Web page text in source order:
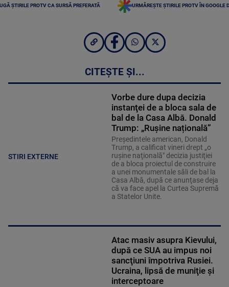
ȘTIRILE PROTV CA SURSĂ PREFERATĂ URMĂREȘTE ȘTIRILE PROTV ÎN GOOGLE
CITEȘTE ȘI...
STIRI EXTERNE
Vorbe dure dupa decizia
instanţei de a bloca sala de
bal de la Casa Albă. Donald
Trump: „Rușine națională”
Preşedintele american, Donald
Trump, a calificat vineri drept „o
ruşine naţională" decizia justiţiei
de a bloca proiectul de construire
a unei monumentale săli de bal la
Casa Albă, după ce anunţase deja
că va face apel la Curtea Supremă
a Statelor Unite.
Atac masiv asupra Kievului,
după ce SUA au impus noi
sancţiuni împotriva Rusiei.
Ucraina, lipsă de muniţie şi
interceptoare